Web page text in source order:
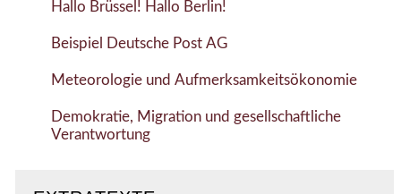
Hallo Brüssel! Hallo Berlin!
Beispiel Deutsche Post AG
Meteorologie und Aufmerksamkeitsökonomie
Demokratie, Migration und gesellschaftliche
Verantwortung